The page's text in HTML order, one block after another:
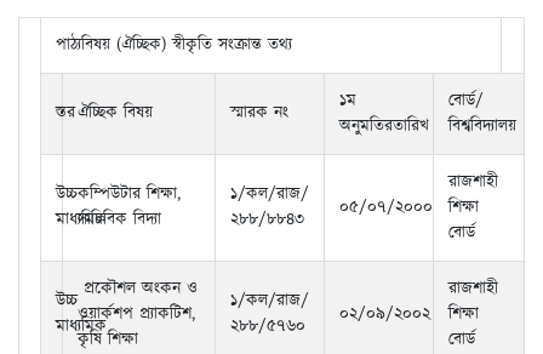
পাঠ্যবিষয় (ঐচ্ছিক) স্বীকৃতি সংক্রান্ত তথ্য
স্তরঐচ্ছিক বিষয় স্মারক নং
১ম
অনুমতিরতারিখ
বোর্ড/
বিশ্ববিদ্যালয়
উচ্চ
মাধ্যমিক
কম্পিউটার শিক্ষা,
সাচিবিক বিদ্যা
১/কল/রাজ/
২৮৮/৮৮৪৩
০৫/০৭/২০০০
রাজশাহী
শিক্ষা
বোর্ড
উচ্চ
মাধ্যমিক
প্রকৌশল অংকন ও
ওয়ার্কশপ প্র্যাকটিশ,
কৃষি শিক্ষা
১/কল/রাজ/
২৮৮/৫৭৬০
০২/০৯/২০০২
রাজশাহী
শিক্ষা
বোর্ড